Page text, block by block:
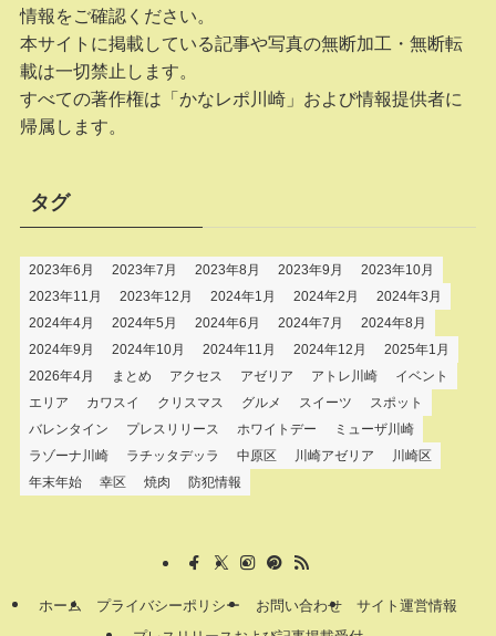
情報をご確認ください。
本サイトに掲載している記事や写真の無断加工・無断転
載は一切禁止します。
すべての著作権は「かなレポ川崎」および情報提供者に
帰属します。
タグ
2023年6月 2023年7月 2023年8月 2023年9月
2023年10月
2023年11月
2023年12月 2024年1月 2024年2月
2024年3月
2024年4月
2024年5月 2024年6月 2024年7月
2024年8月
2024年9月
2024年10月 2024年11月 2024年12月
2025年1月
2026年4月
まとめ アクセス アゼリア アトレ川崎
イベント
エリア
カワスイ クリスマス グルメ スイーツ
スポット
バレンタイン
プレスリリース ホワイトデー
ミューザ川崎
ラゾーナ川崎
ラチッタデッラ 中原区 川崎アゼリア
川崎区
年末年始
幸区 焼肉 防犯情報
ホーム プライバシーポリシー お問い合わせ
サイト運営情報